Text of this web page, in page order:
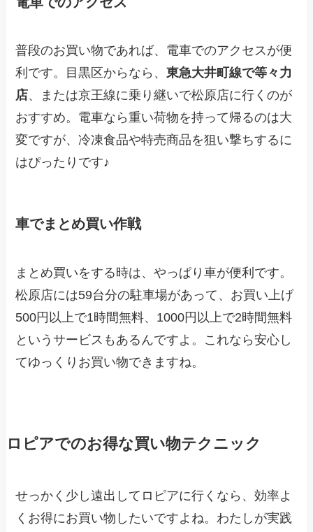
普段のお買い物であれば、電車でのアクセスが便
利です。目黒区からなら、東急大井町線で等々力
店、または京王線に乗り継いで松原店に行くのが
おすすめ。電車なら重い荷物を持って帰るのは大
変ですが、冷凍食品や特売商品を狙い撃ちするに
はぴったりです♪
車でまとめ買い作戦
まとめ買いをする時は、やっぱり車が便利です。
松原店には59台分の駐車場があって、お買い上げ
500円以上で1時間無料、1000円以上で2時間無料
というサービスもあるんですよ。これなら安心し
てゆっくりお買い物できますね。
ロピアでのお得な買い物テクニック
せっかく少し遠出してロピアに行くなら、効率よ
くお得にお買い物したいですよね。わたしが実践